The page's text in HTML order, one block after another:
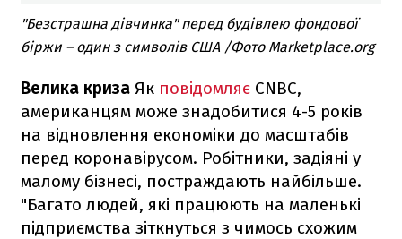
"Безстрашна дівчинка" перед будівлею фондової
біржи – один з символів США /Фото Marketplace.org
Велика криза Як повідомляє CNBC,
американцям може знадобитися 4-5 років
на відновлення економіки до масштабів
перед коронавірусом. Робітники, задіяні у
малому бізнесі, постраждають найбільше.
"Багато людей, які працюють на маленькі
підприємства зіткнуться з чимось схожим